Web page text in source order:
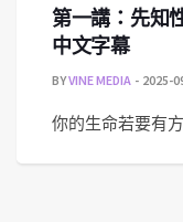
第一講：先知
中文字幕
BYVINE MEDIA 2025-
你的生命若要有